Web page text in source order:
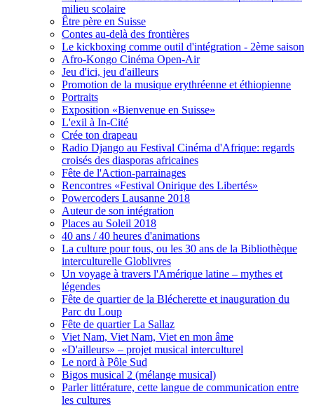
milieu scolaire
Être père en Suisse
Contes au-delà des frontières
Le kickboxing comme outil d'intégration - 2ème saison
Afro-Kongo Cinéma Open-Air
Jeu d'ici, jeu d'ailleurs
Promotion de la musique erythréenne et éthiopienne
Portraits
Exposition «Bienvenue en Suisse»
L'exil à In-Cité
Crée ton drapeau
Radio Django au Festival Cinéma d'Afrique: regards
croisés des diasporas africaines
Fête de l'Action-parrainages
Rencontres «Festival Onirique des Libertés»
Powercoders Lausanne 2018
Auteur de son intégration
Places au Soleil 2018
40 ans / 40 heures d'animations
La culture pour tous, ou les 30 ans de la Bibliothèque
interculturelle Globlivres
Un voyage à travers l'Amérique latine – mythes et
légendes
Fête de quartier de la Blécherette et inauguration du
Parc du Loup
Fête de quartier La Sallaz
Viet Nam, Viet Nam, Viet en mon âme
«D'ailleurs» – projet musical interculturel
Le nord à Pôle Sud
Bigos musical 2 (mélange musical)
Parler littérature, cette langue de communication entre
les cultures